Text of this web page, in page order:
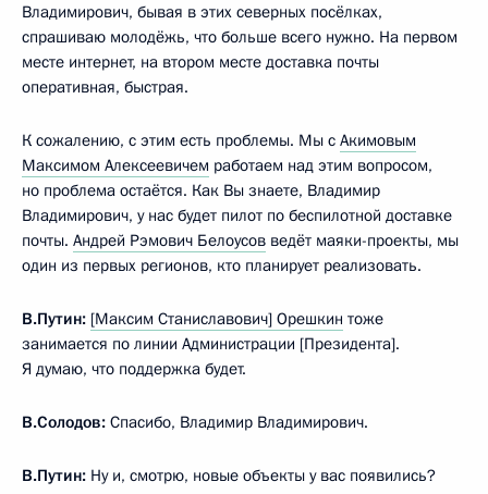
Владимирович, бывая в этих северных посёлках,
спрашиваю молодёжь, что больше всего нужно. На первом
месте интернет, на втором месте доставка почты
оперативная, быстрая.
К сожалению, с этим есть проблемы. Мы с Акимовым
Максимом Алексеевичем работаем над этим вопросом,
но проблема остаётся. Как Вы знаете, Владимир
Владимирович, у нас будет пилот по беспилотной доставке
почты. Андрей Рэмович Белоусов ведёт маяки-проекты, мы
один из первых регионов, кто планирует реализовать.
В.Путин: [Максим Станиславович] Орешкин тоже
занимается по линии Администрации [Президента].
Я думаю, что поддержка будет.
В.Солодов: Спасибо, Владимир Владимирович.
В.Путин: Ну и, смотрю, новые объекты у вас появились?